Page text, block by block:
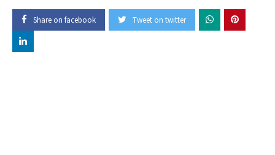
Share on facebook Tweet on twitter